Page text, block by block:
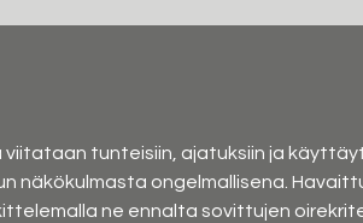
tunteisiin, ajatuksiin ja
näkökulmasta ongelmallisena.
ne ennalta sovittujen